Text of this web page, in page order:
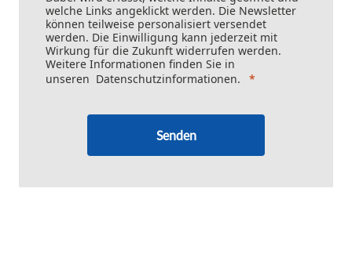
welche Links angeklickt werden. Die Newsletter
können teilweise personalisiert versendet
werden. Die Einwilligung kann jederzeit mit
Wirkung für die Zukunft widerrufen werden.
Weitere Informationen finden Sie in
unseren Datenschutzinformationen.
Senden